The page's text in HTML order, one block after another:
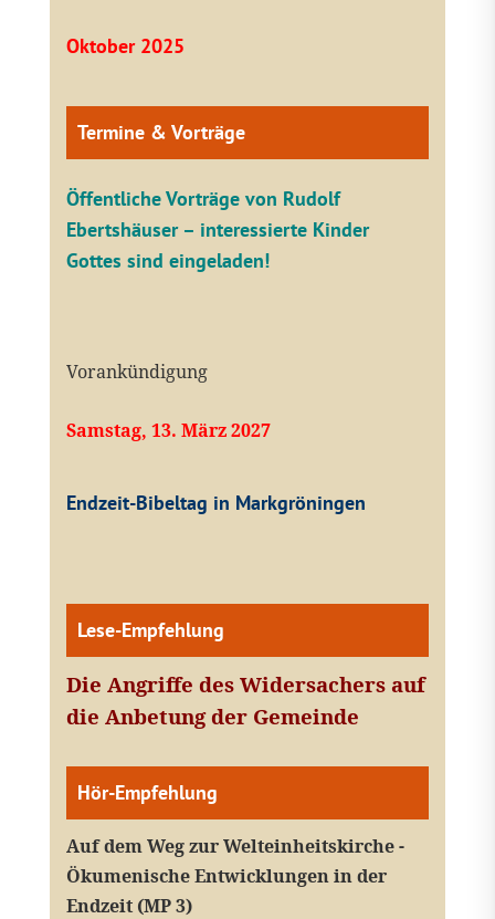
Oktober 2025
Termine & Vorträge
Öffentliche Vorträge von Rudolf
Ebertshäuser – interessierte Kinder
Gottes sind eingeladen!
Vorankündigung
Samstag, 13. März 2027
Endzeit-Bibeltag in Markgröningen
Lese-Empfehlung
Die Angriffe des Widersachers auf
die Anbetung der Gemeinde
Hör-Empfehlung
Auf dem Weg zur Welteinheitskirche -
Ökumenische Entwicklungen in der
Endzeit (MP 3)